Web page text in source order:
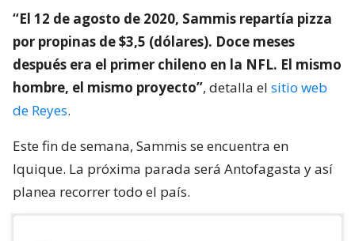
“El 12 de agosto de 2020, Sammis repartía pizza
por propinas de $3,5 (dólares). Doce meses
después era el primer chileno en la NFL. El mismo
hombre, el mismo proyecto”, detalla el sitio web
de Reyes.
Este fin de semana, Sammis se encuentra en
Iquique. La próxima parada será Antofagasta y así
planea recorrer todo el país.